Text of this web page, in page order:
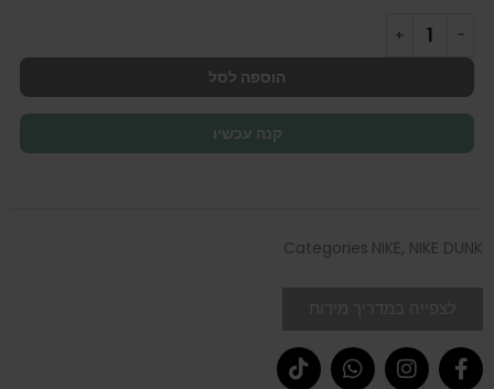
הוספה לסל
קנה עכשיו
Categories NIKE, NIKE DUNK